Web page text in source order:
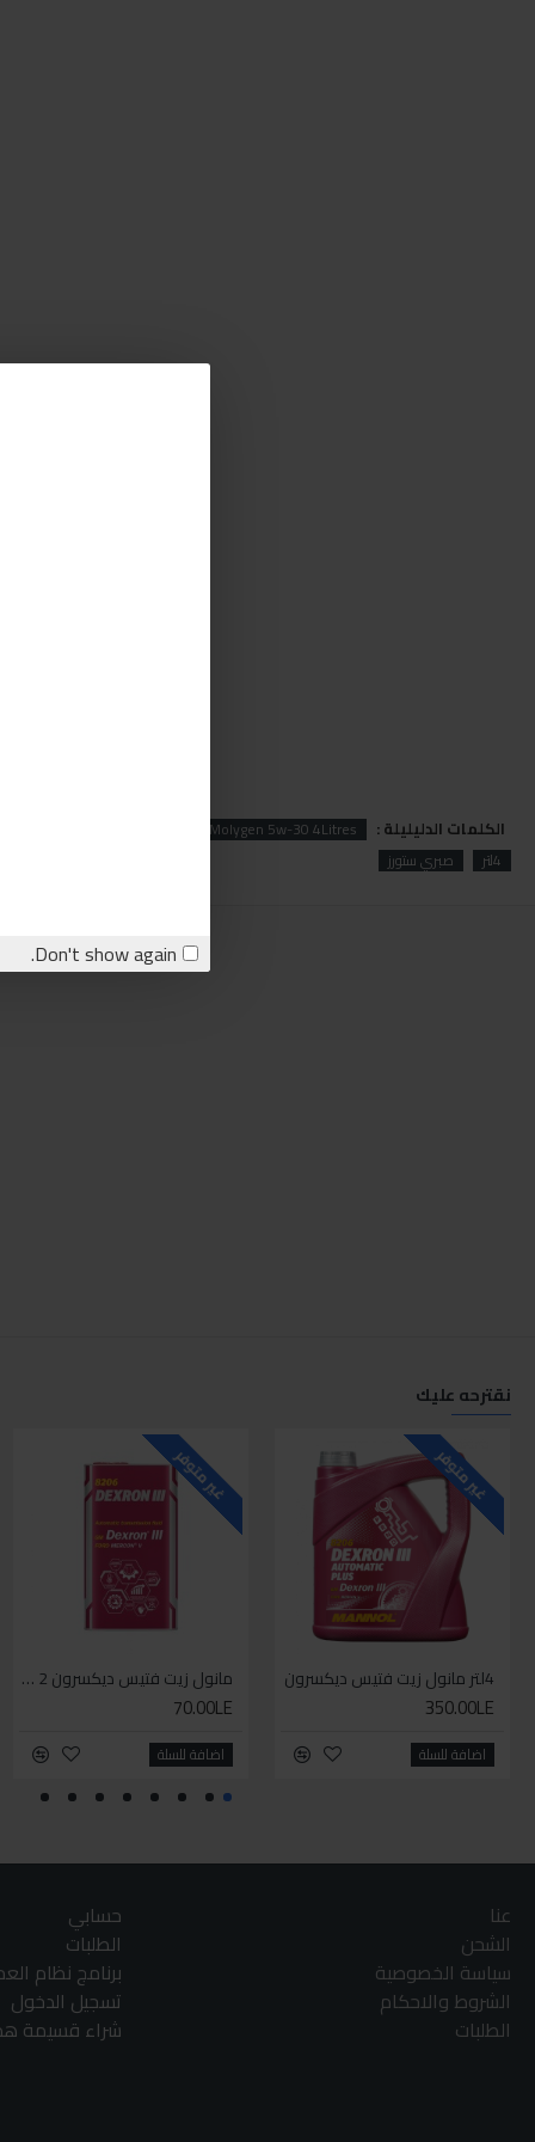
Don't show again.
الكلمات الدليليلة : Liqui Moly Molygen 5w-30 4Litres
4لتر
صبري ستورز
نقترحه عليك
غير متوفر
4لتر مانول زيت فتيس ديكسرون
350.00LE
اضافة للسلة
غير متوفر
مانول زيت فتيس ديكسرون 2 لتر واحد
70.00LE
اضافة للسلة
عنا
الشحن
سياسة الخصوصية
الشروط والاحكام
الطلبات
حسابي
الطلبات
برنامج نظام
تسجيل الدخول
شراء قسيمة